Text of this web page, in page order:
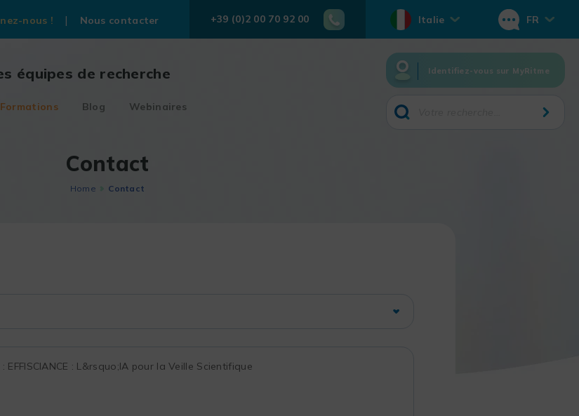
nous ! Nous contacter +39 (0)2 00 70 92 00 Italie FR
équipes de recherche
Formations Blog Webinaires
Identifiez-vous sur MyRitme
Contact
Home Contact